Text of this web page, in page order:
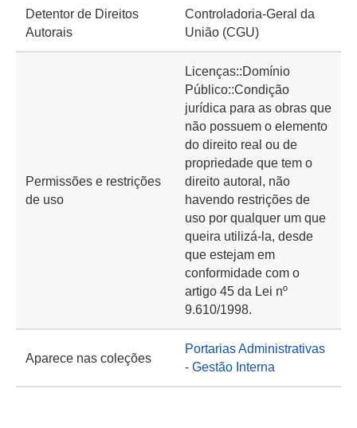
Detentor de Direitos
Autorais
Controladoria-Geral da
União (CGU)
Permissões e restrições
de uso
Licenças::Domínio
Público::Condição
jurídica para as obras que
não possuem o elemento
do direito real ou de
propriedade que tem o
direito autoral, não
havendo restrições de
uso por qualquer um que
queira utilizá-la, desde
que estejam em
conformidade com o
artigo 45 da Lei nº
9.610/1998.
Aparece nas coleções
Portarias Administrativas
- Gestão Interna